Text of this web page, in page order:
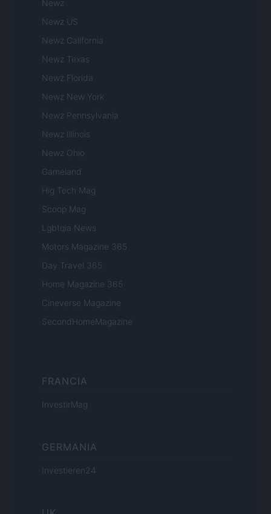
Newz
Newz US
Newz California
Newz Texas
Newz Florida
Newz New York
Newz Pennsylvania
Newz Illinois
Newz Ohio
Gameland
Hig Tech Mag
Scoop Mag
Lgbtqia News
Motors Magazine 365
Day Travel 365
Home Magazine 365
Cineverse Magazine
SecondHomeMagazine
FRANCIA
InvestirMag
GERMANIA
Investieren24